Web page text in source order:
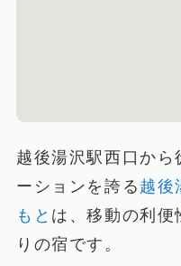
越後湯沢駅西口か
ーションを誇る 越後
もと は、移動の利便
りの宿です。